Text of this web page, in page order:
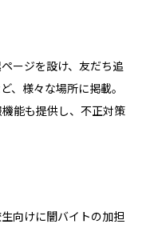
ージを設け、友だち追
、様々な場所に掲載。
能も提供し、不正対策
向けに闇バイトの加担